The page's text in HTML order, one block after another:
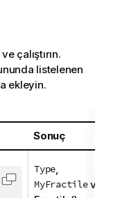
çalıştırın.
listelenen
ekleyin.
Sonuç
Kodu panoya kopyala
Type,
MyFractileve